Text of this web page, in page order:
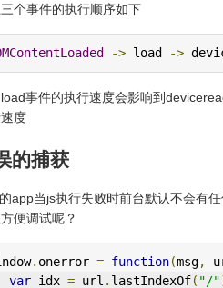
个事件的执行顺序如下
-> load ->
事件的执行速度会影响到
度
的捕获
app当js执行失败时前台默认不会有
便调试呢？
. onerror = function(msg,
var idx = url . lastIndexOf( "/"